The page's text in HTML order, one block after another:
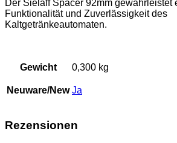
Der Sielaff Spacer 92mm gewährleistet
Funktionalität und Zuverlässigkeit des
Kaltgetränkeautomaten.
Gewicht 0,300 kg
Neuware/New Ja
Rezensionen